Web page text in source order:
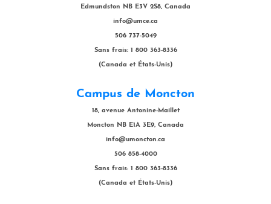
Edmundston NB E3V 2S8, Canada
info@umce.ca
506 737-5049
Sans frais: 1 800 363-8336
(Canada et États-Unis)
Campus de Moncton
18, avenue Antonine-Maillet
Moncton NB E1A 3E9, Canada
info@umoncton.ca
506 858-4000
Sans frais: 1 800 363-8336
(Canada et États-Unis)